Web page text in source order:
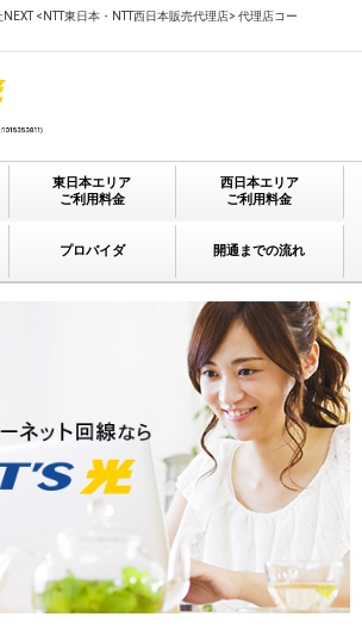
<NTT東日本・NTT西日本販売代理店> 代理店コー
東日本エリア
ご利用料金
西日本エリア
ご利用料金
プロバイダ 開通までの流れ